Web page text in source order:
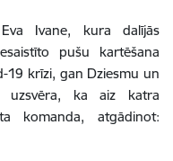
Ivane, kura dalījās
pušu kartēšana
19 krīzi, gan Dziesmu un
uzsvēra, ka aiz katra
komanda, atgādinot: